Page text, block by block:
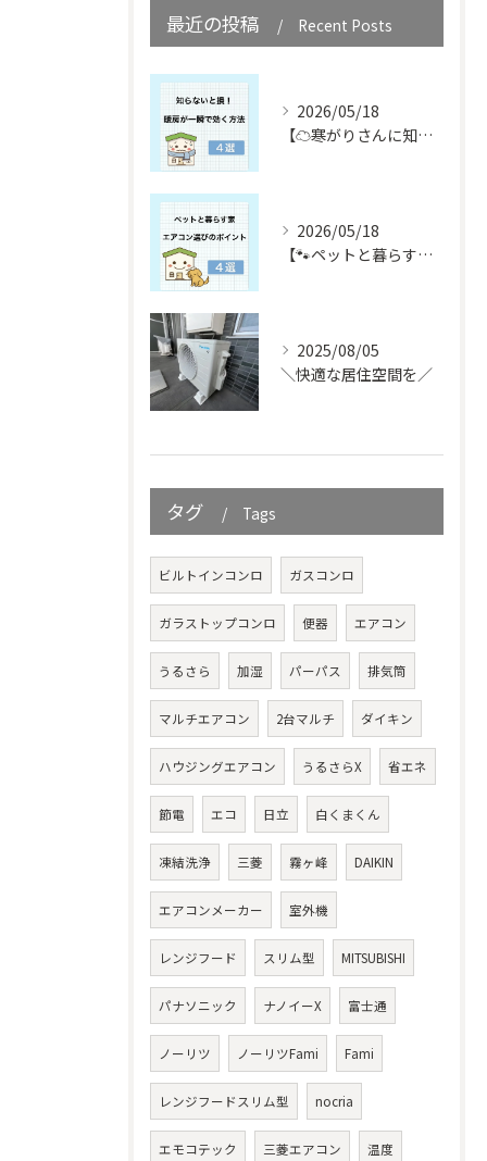
最近の投稿 Recent Posts
2026/05/18
【☁️寒がりさんに知ってほしい☁️】
2026/05/18
【🐾ペットと暮らす皆さん必見🐾】
2025/08/05
＼快適な居住空間を／
タグ Tags
ビルトインコンロ ガスコンロ
ガラストップコンロ 便器 エアコン
うるさら 加湿 パーパス 排気筒
マルチエアコン 2台マルチ ダイキン
ハウジングエアコン うるさらX 省エネ
節電 エコ 日立 白くまくん
凍結洗浄 三菱 霧ヶ峰 DAIKIN
エアコンメーカー 室外機
レンジフード スリム型 MITSUBISHI
パナソニック ナノイーX 富士通
ノーリツ ノーリツFami Fami
レンジフードスリム型 nocria
エモコテック 三菱エアコン 温度